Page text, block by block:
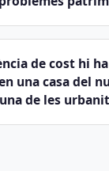
de cost hi
una casa del
de les